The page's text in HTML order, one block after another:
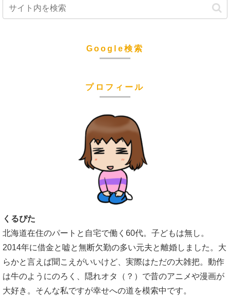
Google検索
プロフィール
くるぴた
北海道在住のパートと自宅で働く60代。子どもは無し。
2014年に借金と嘘と無断欠勤の多い元夫と離婚しました。大
らかと言えば聞こえがいいけど、実際はただの大雑把。動作
は牛のようにのろく、隠れオタ（？）で昔のアニメや漫画が
大好き。そんな私ですが幸せへの道を模索中です。